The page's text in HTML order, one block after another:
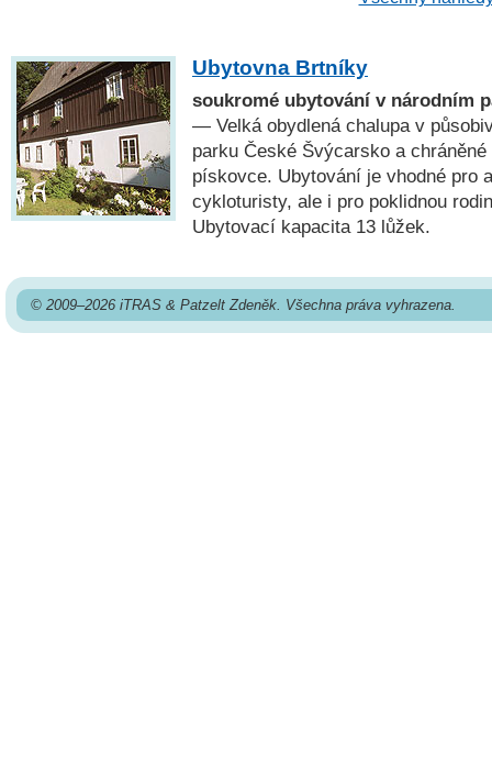
Ubytovna Brtníky
soukromé ubytování v národním
— Velká obydlená chalupa v
parku České Švýcarsko a
pískovce. Ubytování je vhodné pro
cykloturisty, ale i pro poklidnou
Ubytovací kapacita 13 lůžek.
© 2009–2026 iTRAS & Patzelt Zdeněk. Všechna práva vyhrazena.